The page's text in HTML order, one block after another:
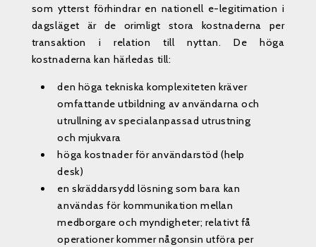
som ytterst förhindrar en nationell e-legitimation i
dagsläget är de orimligt stora kostnaderna per
transaktion i relation till nyttan. De höga
kostnaderna kan härledas till:
den höga tekniska komplexiteten kräver
omfattande utbildning av användarna och
utrullning av specialanpassad utrustning
och mjukvara
höga kostnader för användarstöd (help
desk)
en skräddarsydd lösning som bara kan
användas för kommunikation mellan
medborgare och myndigheter; relativt få
operationer kommer någonsin utföra per